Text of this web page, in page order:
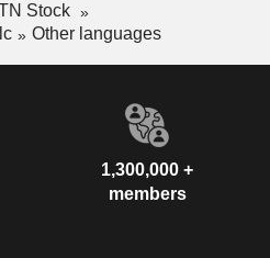
Stock
Other languages
1,300,000 +
members